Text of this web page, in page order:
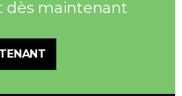
dès maintenant